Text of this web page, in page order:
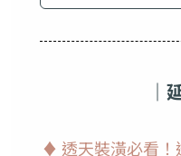
｜
♦ 透天裝潢必看！